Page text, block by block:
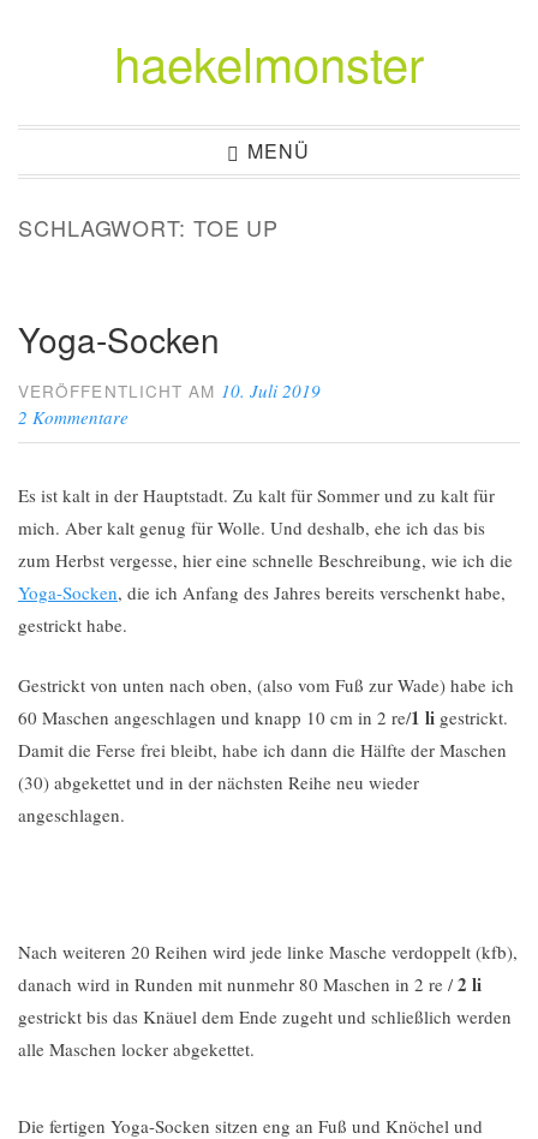
haekelmonster
MENÜ
SCHLAGWORT: TOE UP
Yoga-Socken
VERÖFFENTLICHT AM 10. Juli 2019
2 Kommentare
Es ist kalt in der Hauptstadt. Zu kalt für Sommer und zu kalt für
mich. Aber kalt genug für Wolle. Und deshalb, ehe ich das bis
zum Herbst vergesse, hier eine schnelle Beschreibung, wie ich die
Yoga-Socken, die ich Anfang des Jahres bereits verschenkt habe,
gestrickt habe.
Gestrickt von unten nach oben, (also vom Fuß zur Wade) habe ich
60 Maschen angeschlagen und knapp 10 cm in 2 re/1 li gestrickt.
Damit die Ferse frei bleibt, habe ich dann die Hälfte der Maschen
(30) abgekettet und in der nächsten Reihe neu wieder
angeschlagen.
Nach weiteren 20 Reihen wird jede linke Masche verdoppelt (kfb),
danach wird in Runden mit nunmehr 80 Maschen in 2 re /2 li
gestrickt bis das Knäuel dem Ende zugeht und schließlich werden
alle Maschen locker abgekettet.
Die fertigen Yoga-Socken sitzen eng an Fuß und Knöchel und